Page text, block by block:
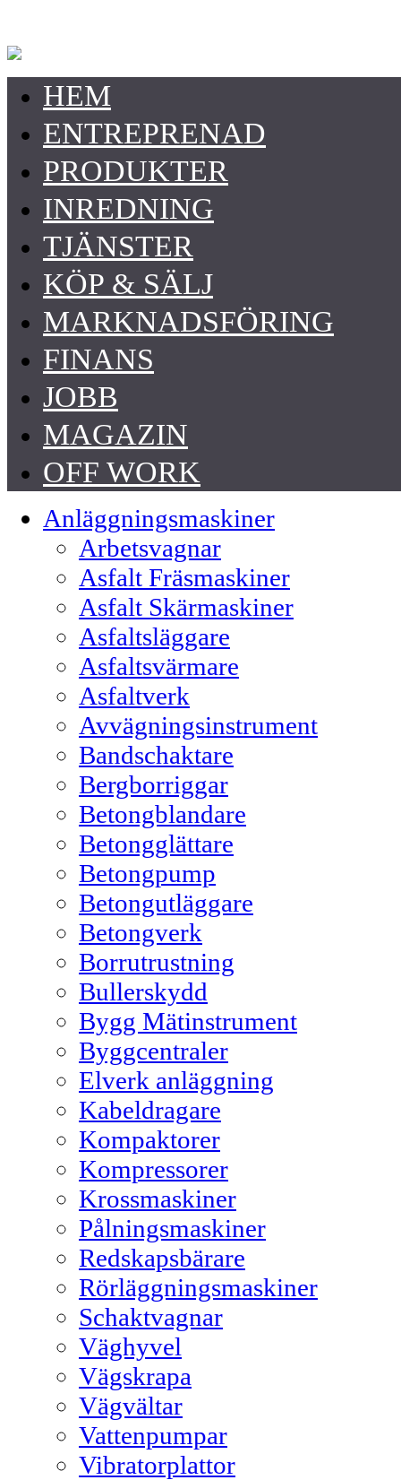
HEM
ENTREPRENAD
PRODUKTER
INREDNING
TJÄNSTER
KÖP & SÄLJ
MARKNADSFÖRING
FINANS
JOBB
MAGAZIN
OFF WORK
Anläggningsmaskiner
Arbetsvagnar
Asfalt Fräsmaskiner
Asfalt Skärmaskiner
Asfaltsläggare
Asfaltsvärmare
Asfaltverk
Avvägningsinstrument
Bandschaktare
Bergborriggar
Betongblandare
Betongglättare
Betongpump
Betongutläggare
Betongverk
Borrutrustning
Bullerskydd
Bygg Mätinstrument
Byggcentraler
Elverk anläggning
Kabeldragare
Kompaktorer
Kompressorer
Krossmaskiner
Pålningsmaskiner
Redskapsbärare
Rörläggningsmaskiner
Schaktvagnar
Väghyvel
Vägskrapa
Vägvältar
Vattenpumpar
Vibratorplattor